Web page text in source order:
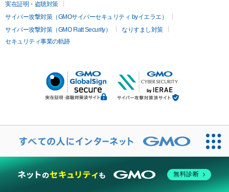
実在証明・盗聴対策
サイバー攻撃対策（GMOサイバーセキュリティ byイエラエ）
サイバー攻撃対策（GMO Flatt Security）
なりすまし対策
セキュリティ事業の軌跡
無料診断